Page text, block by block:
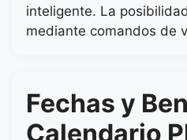
inteligente. La
mediante comandos de
Fechas y
Calendario